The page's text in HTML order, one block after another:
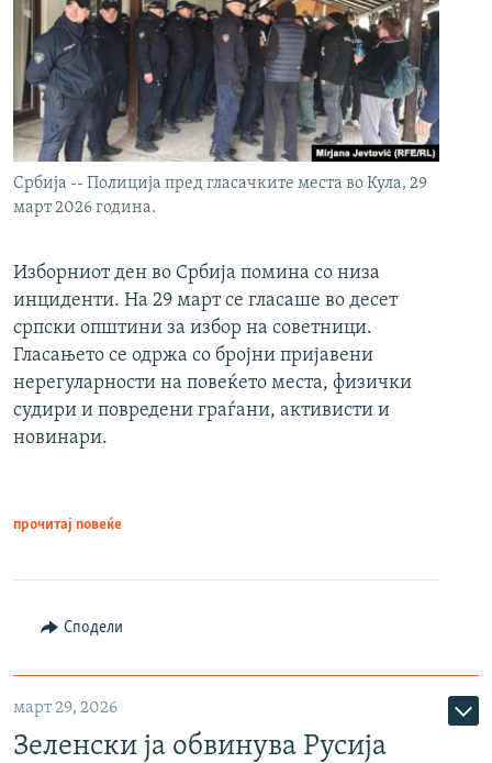
Србија -- Полиција пред гласачките места во Кула, 29
март 2026 година.
Изборниот ден во Србија помина со низа
инциденти. На 29 март се гласаше во десет
српски општини за избор на советници.
Гласањето се одржа со бројни пријавени
нерегуларности на повеќето места, физички
судири и повредени граѓани, активисти и
новинари.
прочитај повеќе
Сподели
март 29, 2026
Зеленски ја обвинува Русија